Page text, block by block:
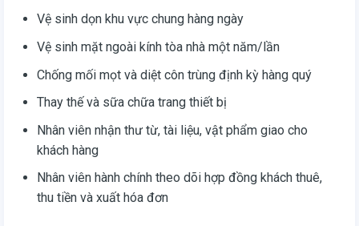
Vệ sinh dọn khu vực chung hàng ngày
Vệ sinh mặt ngoài kính tòa nhà một năm/lần
Chống mối mọt và diệt côn trùng định kỳ hàng quý
Thay thế và sữa chữa trang thiết bị
Nhân viên nhận thư từ, tài liệu, vật phẩm giao cho
khách hàng
Nhân viên hành chính theo dõi hợp đồng khách thuê,
thu tiền và xuất hóa đơn